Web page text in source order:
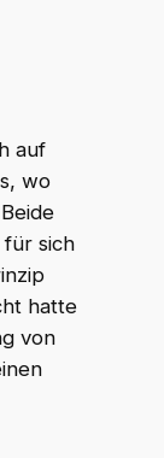
auf
wo
sich
hatte
von